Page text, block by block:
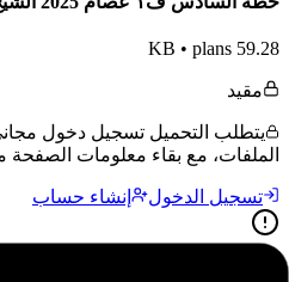
59.28 KB
• plans
مقيد
يتطلب التحميل تسجيل دخول
الملفات، مع بقاء معلومات الصفحة
تسجيل الدخول إنشاء حساب